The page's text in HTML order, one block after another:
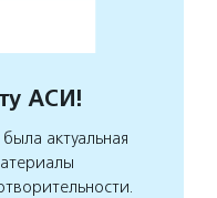
АСИ!
актуальная